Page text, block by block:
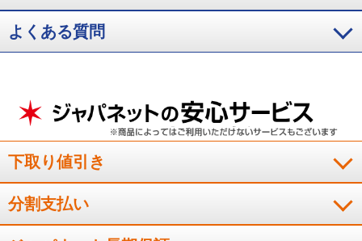
ビックリしました！掃除が楽しくなります。
軽くてスムーズに掃除できます。
軽いので、腕の負担が少なく、スム－ズに掃除できて良いと思
います。
（神奈川県70代I.S様）
よくある質問
下取り値引き
分割支払い